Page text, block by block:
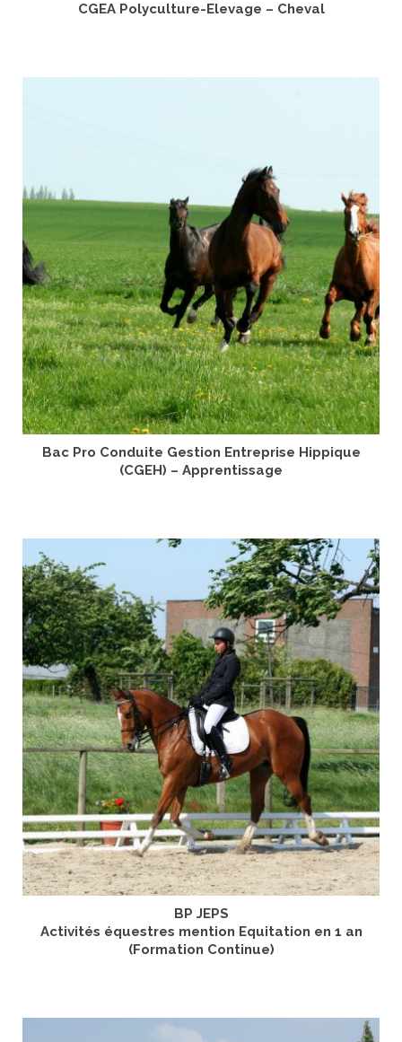
CGEA Polyculture-Elevage – Cheval
Bac Pro Conduite Gestion Entreprise Hippique
(CGEH) – Apprentissage
BP JEPS
Activités équestres mention Equitation en 1 an
(Formation Continue)